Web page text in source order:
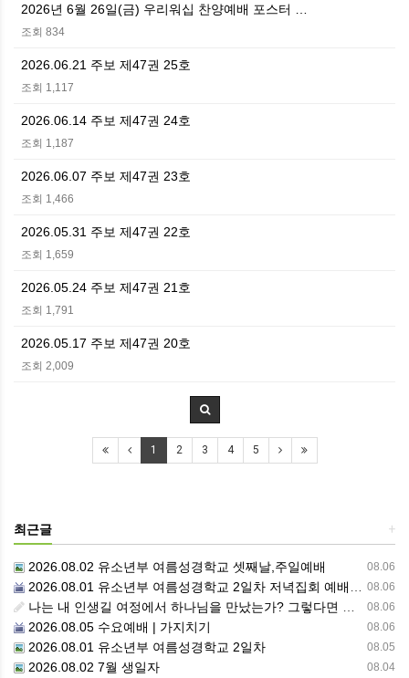
2026년 6월 26일(금) 우리워십 찬양예배 포스터 …
조회 834
2026.06.21 주보 제47권 25호
조회 1,117
2026.06.14 주보 제47권 24호
조회 1,187
2026.06.07 주보 제47권 23호
조회 1,466
2026.05.31 주보 제47권 22호
조회 1,659
2026.05.24 주보 제47권 21호
조회 1,791
2026.05.17 주보 제47권 20호
조회 2,009
1 2 3 4 5
+
최근글
08.06
2026.08.02 유소년부 여름성경학교 셋째날,주일예배
08.06
2026.08.01 유소년부 여름성경학교 2일차 저녁집회 예배 실황
08.06
나는 내 인생길 여정에서 하나님을 만났는가? 그렇다면 나의 삶은 어떠한가? 자신을 돌아 봅니다.
08.06
2026.08.05 수요예배 | 가지치기
08.05
2026.08.01 유소년부 여름성경학교 2일차
08.04
2026.08.02 7월 생일자